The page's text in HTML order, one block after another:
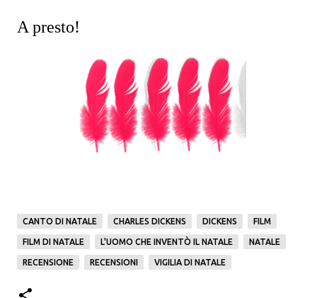
A presto!
CANTO DI NATALE CHARLES DICKENS DICKENS FILM
FILM DI NATALE L'UOMO CHE INVENTÒ IL NATALE NATALE
RECENSIONE RECENSIONI VIGILIA DI NATALE